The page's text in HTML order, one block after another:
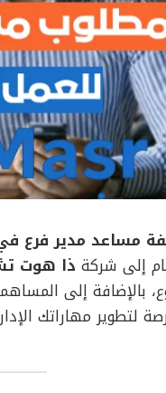
مساعد مدير فرع
إلى شركة ذا هوت
بالإضافة إلى
لتطوير مهاراتك